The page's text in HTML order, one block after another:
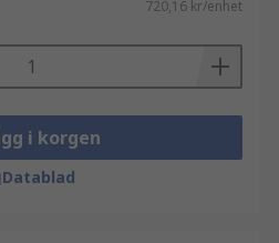
720,16 kr/enhet
i korgen
Datablad